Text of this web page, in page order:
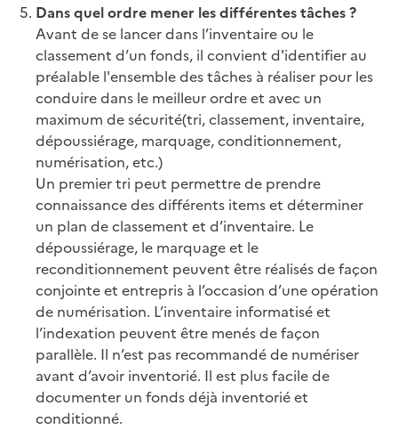
Dans quel ordre mener les différentes tâches ?
Avant de se lancer dans l’inventaire ou le
classement d’un fonds, il convient d'identifier au
préalable l'ensemble des tâches à réaliser pour les
conduire dans le meilleur ordre et avec un
maximum de sécurité(tri, classement, inventaire,
dépoussiérage, marquage, conditionnement,
numérisation, etc.)
Un premier tri peut permettre de prendre
connaissance des différents items et déterminer
un plan de classement et d’inventaire. Le
dépoussiérage, le marquage et le
reconditionnement peuvent être réalisés de façon
conjointe et entrepris à l’occasion d’une opération
de numérisation. L’inventaire informatisé et
l’indexation peuvent être menés de façon
parallèle. Il n’est pas recommandé de numériser
avant d’avoir inventorié. Il est plus facile de
documenter un fonds déjà inventorié et
conditionné.